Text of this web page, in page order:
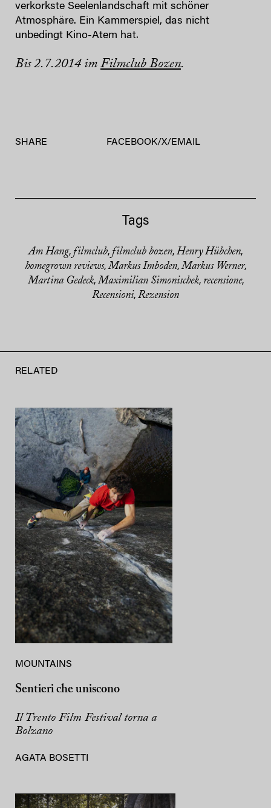
verkorkste Seelenlandschaft mit schöner
Atmosphäre. Ein Kammerspiel, das nicht
unbedingt Kino-Atem hat.
Bis 2.7.2014 im Filmclub Bozen.
SHARE FACEBOOK/X/ EMAIL
Tags
Am Hang, filmclub, filmclub bozen, Henry Hübchen,
homegrown reviews, Markus Imboden, Markus Werner,
Martina Gedeck, Maximilian Simonischek, recensione,
Recensioni, Rezension
RELATED
MOUNTAINS
Sentieri che uniscono
Il Trento Film Festival torna a
Bolzano
AGATA BOSETTI